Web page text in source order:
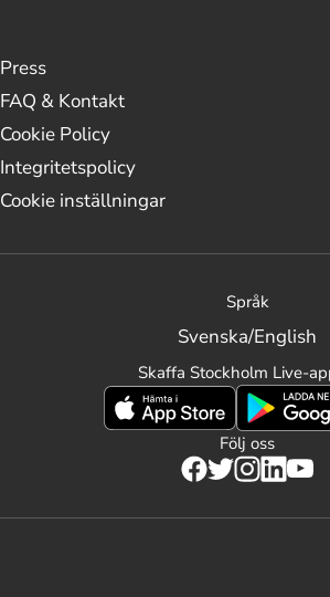
Press
FAQ & Kontakt
Cookie Policy
Integritetspolicy
Cookie inställningar
Språk
Svenska/English
Skaffa Stockholm Live-
Följ oss